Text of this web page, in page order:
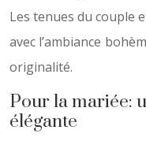
Les tenues du couple
avec l’ambiance
originalité.
Pour la mariée:
élégante